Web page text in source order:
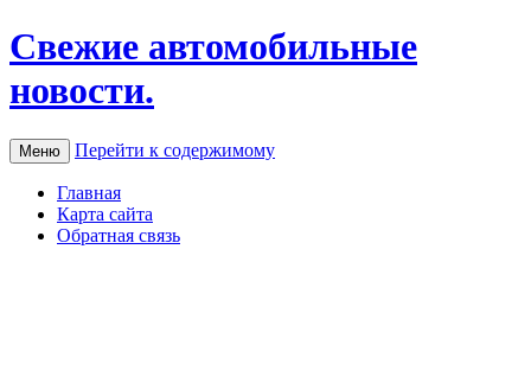
Свежие автомобильные
новости.
Меню Перейти к содержимому
Главная
Карта сайта
Обратная связь